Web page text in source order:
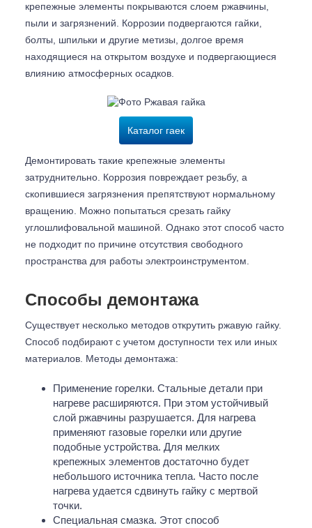
крепежные элементы покрываются слоем ржавчины,
пыли и загрязнений. Коррозии подвергаются гайки,
болты, шпильки и другие метизы, долгое время
находящиеся на открытом воздухе и подвергающиеся
влиянию атмосферных осадков.
Каталог гаек
Демонтировать такие крепежные элементы
затруднительно. Коррозия повреждает резьбу, а
скопившиеся загрязнения препятствуют нормальному
вращению. Можно попытаться срезать гайку
углошлифовальной машиной. Однако этот способ часто
не подходит по причине отсутствия свободного
пространства для работы электроинструментом.
Способы демонтажа
Существует несколько методов открутить ржавую гайку.
Способ подбирают с учетом доступности тех или иных
материалов. Методы демонтажа:
Применение горелки. Стальные детали при
нагреве расширяются. При этом устойчивый
слой ржавчины разрушается. Для нагрева
применяют газовые горелки или другие
подобные устройства. Для мелких
крепежных элементов достаточно будет
небольшого источника тепла. Часто после
нагрева удается сдвинуть гайку с мертвой
точки.
Специальная смазка. Этот способ